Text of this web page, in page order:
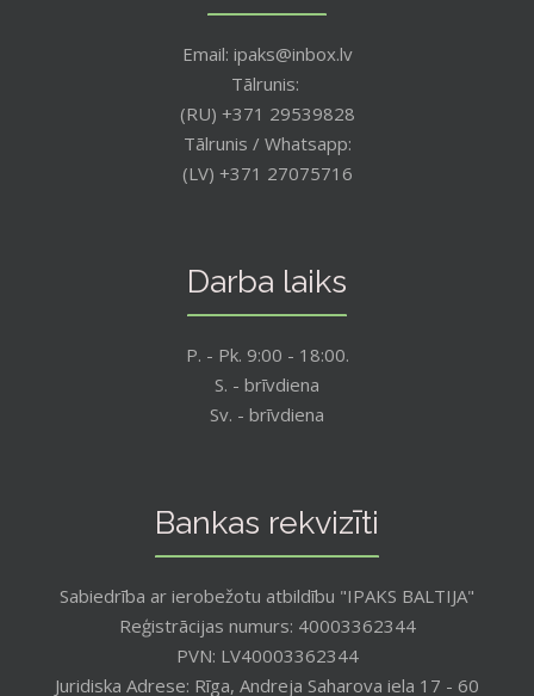
Email: ipaks@inbox.lv
Tālrunis:
(RU) +371 29539828
Tālrunis / Whatsapp:
(LV) +371 27075716
Darba laiks
P. - Pk. 9:00 - 18:00.
S. - brīvdiena
Sv. - brīvdiena
Bankas rekvizīti
Sabiedrība ar ierobežotu atbildību "IPAKS BALTIJA"
Reģistrācijas numurs: 40003362344
PVN: LV40003362344
Juridiska Adrese: Rīga, Andreja Saharova iela 17 - 60